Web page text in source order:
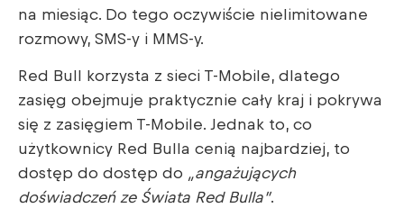
na miesiąc. Do tego oczywiście nielimitowane
rozmowy, SMS-y i MMS-y.
Red Bull korzysta z sieci T-Mobile, dlatego
zasięg obejmuje praktycznie cały kraj i pokrywa
się z zasięgiem T-Mobile. Jednak to, co
użytkownicy Red Bulla cenią najbardziej, to
dostęp do dostęp do „angażujących
doświadczeń ze Świata Red Bulla”.